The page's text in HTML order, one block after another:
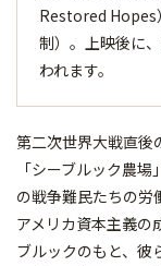
Restored Hopes
制）。上映後に
われます。
第二次世界大戦直後
「シーブルック農
の戦争難民たちの労
アメリカ資本主義の
ブルックのもと、彼